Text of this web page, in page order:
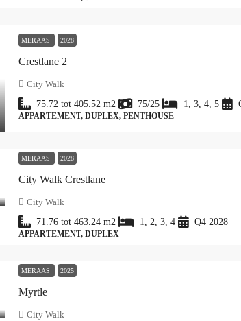
MERAAS 2028
Crestlane 2
City Walk
75.72 tot 405.52 m2 75/25 1, 3, 4, 5
APPARTEMENT, DUPLEX, PENTHOUSE
MERAAS 2028
City Walk Crestlane
City Walk
71.76 tot 463.24 m2 1, 2, 3, 4 Q4 2028
APPARTEMENT, DUPLEX
MERAAS 2025
Myrtle
City Walk